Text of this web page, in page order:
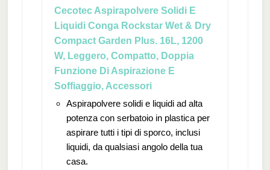
Cecotec Aspirapolvere Solidi E
Liquidi Conga Rockstar Wet & Dry
Compact Garden Plus. 16L, 1200
W, Leggero, Compatto, Doppia
Funzione Di Aspirazione E
Soffiaggio, Accessori
Aspirapolvere solidi e liquidi ad alta
potenza con serbatoio in plastica per
aspirare tutti i tipi di sporco, inclusi
liquidi, da qualsiasi angolo della tua
casa.